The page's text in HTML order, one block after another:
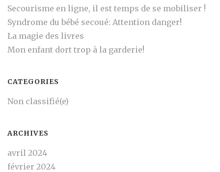
Secourisme en ligne, il est temps de se mobiliser !
Syndrome du bébé secoué: Attention danger!
La magie des livres
Mon enfant dort trop à la garderie!
CATEGORIES
Non classifié(e)
ARCHIVES
avril 2024
février 2024